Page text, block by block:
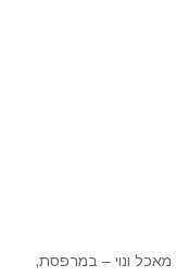
מאכל ונוי – במרפסת,